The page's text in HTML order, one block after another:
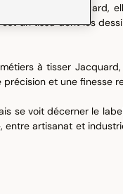
Marie Jacquard,
un tissu dont les
à tisser
et une finesse
se voit décerner le
entre artisanat et